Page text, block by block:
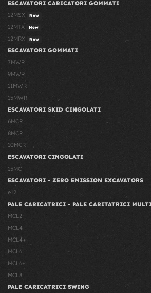
ESCAVATORI CARICATORI GOMMATI
12MSX
New
12MTX New
12MRX New
ESCAVATORI GOMMATI
7MWR
9MWR
11MWR
15MWR
ESCAVATORI SKID CINGOLATI
6MCR
8MCR
10MCR
ESCAVATORI CINGOLATI
15MC
ESCAVATORI - ZERO EMISSION EXCAVATORS
e12
PALE CARICATRICI - PALE CARITATRICI
MCL2
MCL4
MCL4+
MCL6
MCL6+
MCL8
PALE CARICATRICI SWING